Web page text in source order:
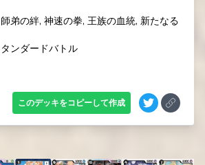
弟の絆, 神速の拳, 王族の血統, 新たなる
ンダードバトル
このデッキをコピーして作成